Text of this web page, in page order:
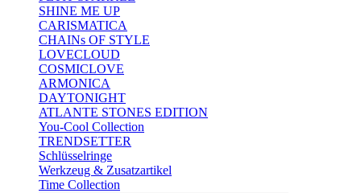
SHINE ME UP
CARISMATICA
CHAINs OF STYLE
LOVECLOUD
COSMICLOVE
ARMONICA
DAYTONIGHT
ATLANTE STONES EDITION
You-Cool Collection
TRENDSETTER
Schlüsselringe
Werkzeug & Zusatzartikel
Time Collection